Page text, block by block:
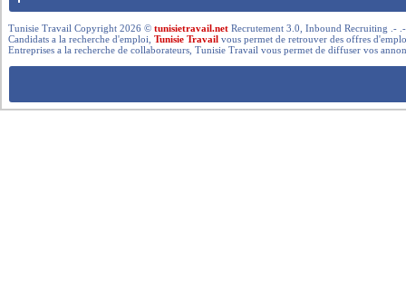
Tunisie Travail Copyright 2026 ©tunisietravail.net Recrutement 3.0, Inbound Recruiting .-
Candidats a la recherche d'emploi,Tunisie Travail vous permet de retrouver des offres
Entreprises a la recherche de collaborateurs, Tunisie Travail vous permet de diffuser vos